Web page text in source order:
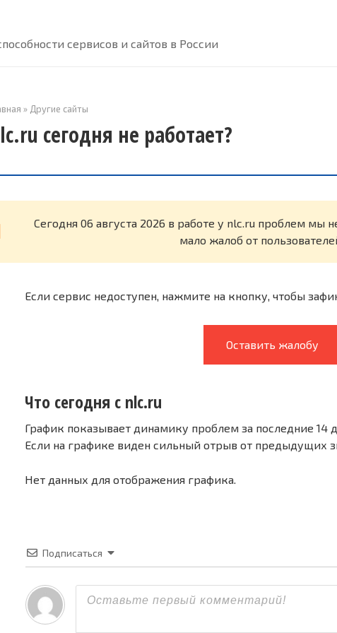
сервисов и сайтов в России
» Другие сайты
сегодня не работает?
Cегодня 06 августа 2026 в работе у nlc.ru проблем мы
мало жалоб от
Если сервис недоступен, нажмите на кнопку, чтобы
Оставить жалобу
Что сегодня с nlc.ru
График показывает динамику проблем за последние 14
Если на графике виден сильный отрыв от предыдущих
Нет данных для отображения графика.
Подписаться